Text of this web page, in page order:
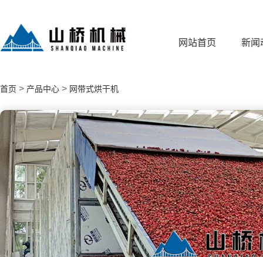
网站首页 新闻
首页 > 产品中心 > 网带式烘干机